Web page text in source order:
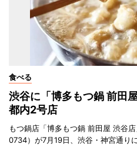
食べる
渋谷に「博多もつ鍋 前田
都内2号店
もつ鍋店「博多もつ鍋 前田屋 渋谷
0734）が7月19日、渋谷・神宮通り